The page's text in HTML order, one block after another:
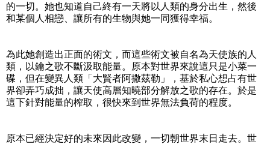
的一切。她也知道自己終有一天將以人類的身分出生，然後
和某個人相戀、讓所有的生物與她一同獲得幸福。
為此她創造出正面的術文，而這些術文被自名為天使族的人
類，以鑰之歌不斷汲取能量。原本對世界來說這只是小菜一
碟，但在變異人類「大賢者阿撒茲勒」，基於私心想占有世
界卻弄巧成拙，讓天使高層知曉部分解放之歌的存在。於是
這下針對能量的榨取，很快來到世界無法負荷的程度。
原本已經決定好的未來因此改變，一切朝世界末日走去。世